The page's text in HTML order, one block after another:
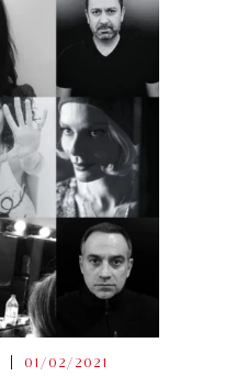
01/02/2021